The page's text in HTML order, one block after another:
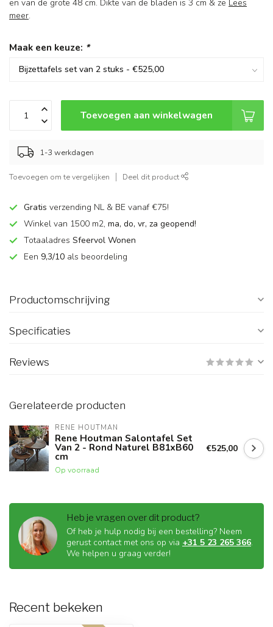
en van de grote 48 cm. Dikte van de bladen is 3 cm & ze Lees
meer.
Maak een keuze: *
Toevoegen aan winkelwagen
1-3 werkdagen
Toevoegen om te vergelijken Deel dit product
Gratis verzending NL & BE vanaf €75!
Winkel van 1500 m2, ma, do, vr, za geopend!
Totaaladres Sfeervol Wonen
Een 9,3/10 als beoordeling
Productomschrijving
Specificaties
Reviews
Gerelateerde producten
RENE HOUTMAN
Rene Houtman Salontafel Set
Van 2 - Rond Naturel B81xB60
cm
Op voorraad
€525,00
Heb je vragen over dit product?
Of heb je hulp nodig bij een bestelling? Neem
gerust contact met ons op via +31 5 23 265 366.
We helpen u graag verder!
Recent bekeken